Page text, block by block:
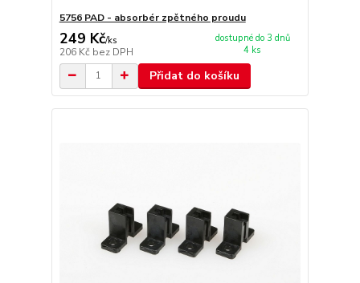
5756 PAD - absorbér zpětného proudu
249 Kč/ks
206 Kč bez DPH
dostupné do 3 dnů
4 ks
Přidat do košíku